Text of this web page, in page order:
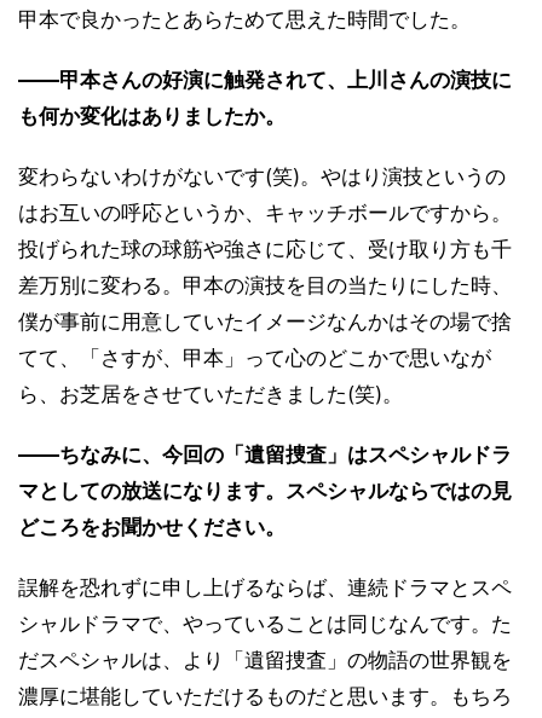
甲本で良かったとあらためて思えた時間でした。
――甲本さんの好演に触発されて、上川さんの演技に
も何か変化はありましたか。
変わらないわけがないです(笑)。やはり演技というの
はお互いの呼応というか、キャッチボールですから。
投げられた球の球筋や強さに応じて、受け取り方も千
差万別に変わる。甲本の演技を目の当たりにした時、
僕が事前に用意していたイメージなんかはその場で捨
てて、「さすが、甲本」って心のどこかで思いなが
ら、お芝居をさせていただきました(笑)。
――ちなみに、今回の「遺留捜査」はスペシャルドラ
マとしての放送になります。スペシャルならではの見
どころをお聞かせください。
誤解を恐れずに申し上げるならば、連続ドラマとスペ
シャルドラマで、やっていることは同じなんです。た
だスペシャルは、より「遺留捜査」の物語の世界観を
濃厚に堪能していただけるものだと思います。もちろ